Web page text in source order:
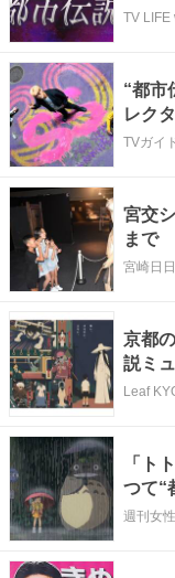
ップ
TV LIFE
“都市
レク
TVガイ
宮交
まで
宮崎日
京都
説ミ
Leaf
「ト
つて“
解
週刊女